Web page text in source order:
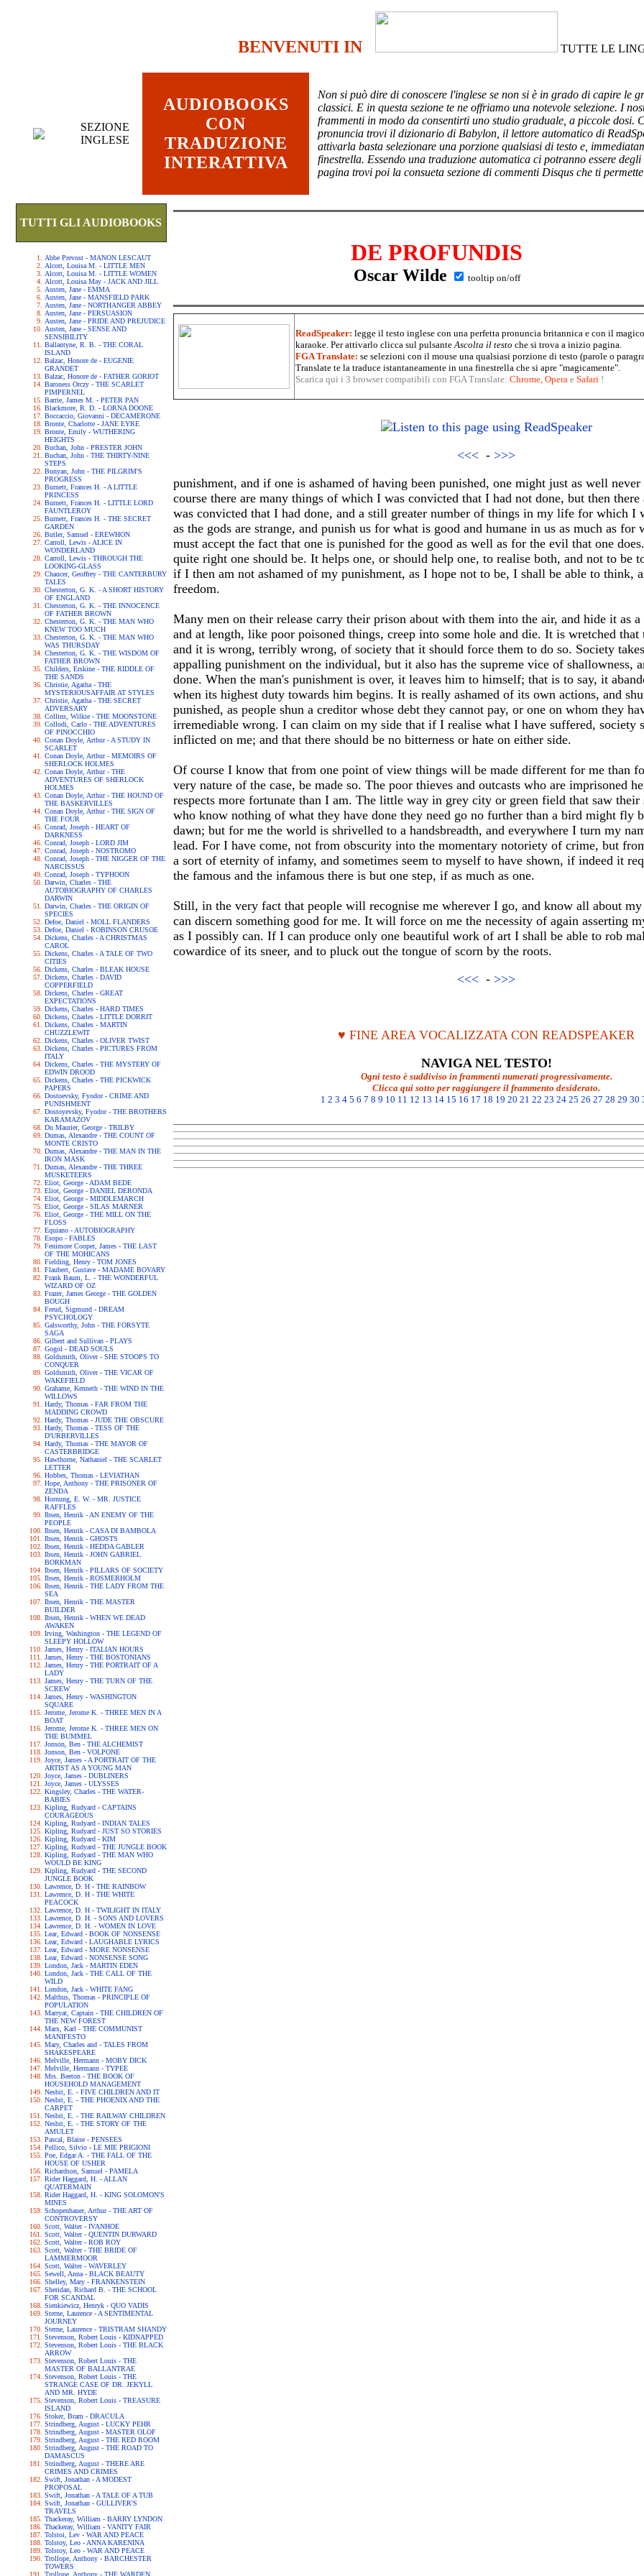
BENVENUTI IN TUTTE LE
SEZIONE
INGLESE
AUDIOBOOKS
CON
TRADUZIONE
INTERATTIVA
Non si può dire di conoscere l'inglese se non si è in grado di capire le
classici. E in questa sezione te ne offriamo una notevole selezione. I
frammenti in modo da consentirti uno studio graduale, a piccole dosi.
pronuncia trovi il dizionario di Babylon, il lettore automatico di
attivarla basta selezionare una porzione qualsiasi di testo e,
finestrella. Essendo una traduzione automatica ci potranno essere
pagina trovi poi la consueta sezione di commenti Disqus che ti
TUTTI GLI AUDIOBOOKS
Abbe Prevost - MANON LESCAUT
Alcott, Louisa M. - LITTLE MEN
Alcott, Louisa M. - LITTLE WOMEN
Alcott, Louisa May - JACK AND JILL
Austen, Jane - EMMA
Austen, Jane - MANSFIELD PARK
Austen, Jane - NORTHANGER ABBEY
Austen, Jane - PERSUASION
Austen, Jane - PRIDE AND PREJUDICE
Austen, Jane - SENSE AND
SENSIBILITY
Ballantyne, R. B. - THE CORAL
ISLAND
Balzac, Honore de - EUGENIE
GRANDET
Balzac, Honore de - FATHER GORIOT
Baroness Orczy - THE SCARLET
PIMPERNEL
Barrie, James M. - PETER PAN
Blackmore, R. D. - LORNA DOONE
Boccaccio, Giovanni - DECAMERONE
Bronte, Charlotte - JANE EYRE
Bronte, Emily - WUTHERING
HEIGHTS
Buchan, John - PRESTER JOHN
Buchan, John - THE THIRTY-NINE
STEPS
Bunyan, John - THE PILGRIM'S
PROGRESS
Burnett, Frances H. - A LITTLE
PRINCESS
Burnett, Frances H. - LITTLE LORD
FAUNTLEROY
Burnett, Frances H. - THE SECRET
GARDEN
Butler, Samuel - EREWHON
Carroll, Lewis - ALICE IN
WONDERLAND
Carroll, Lewis - THROUGH THE
LOOKING-GLASS
Chaucer, Geoffrey - THE CANTERBURY
TALES
Chesterton, G. K. - A SHORT HISTORY
OF ENGLAND
Chesterton, G. K. - THE INNOCENCE
OF FATHER BROWN
Chesterton, G. K. - THE MAN WHO
KNEW TOO MUCH
Chesterton, G. K. - THE MAN WHO
WAS THURSDAY
Chesterton, G. K. - THE WISDOM OF
FATHER BROWN
Childers, Erskine - THE RIDDLE OF
THE SANDS
Christie, Agatha - THE
MYSTERIOUSAFFAIR AT STYLES
Christie, Agatha - THE SECRET
ADVERSARY
Collins, Wilkie - THE MOONSTONE
Collodi, Carlo - THE ADVENTURES
OF PINOCCHIO
Conan Doyle, Arthur - A STUDY IN
SCARLET
Conan Doyle, Arthur - MEMOIRS OF
SHERLOCK HOLMES
Conan Doyle, Arthur - THE
ADVENTURES OF SHERLOCK
HOLMES
Conan Doyle, Arthur - THE HOUND OF
THE BASKERVILLES
Conan Doyle, Arthur - THE SIGN OF
THE FOUR
Conrad, Joseph - HEART OF
DARKNESS
Conrad, Joseph - LORD JIM
Conrad, Joseph - NOSTROMO
Conrad, Joseph - THE NIGGER OF THE
NARCISSUS
Conrad, Joseph - TYPHOON
Darwin, Charles - THE
AUTOBIOGRAPHY OF CHARLES
DARWIN
Darwin, Charles - THE ORIGIN OF
SPECIES
Defoe, Daniel - MOLL FLANDERS
Defoe, Daniel - ROBINSON CRUSOE
Dickens, Charles - A CHRISTMAS
CAROL
Dickens, Charles - A TALE OF TWO
CITIES
Dickens, Charles - BLEAK HOUSE
Dickens, Charles - DAVID
COPPERFIELD
Dickens, Charles - GREAT
EXPECTATIONS
Dickens, Charles - HARD TIMES
Dickens, Charles - LITTLE DORRIT
Dickens, Charles - MARTIN
CHUZZLEWIT
Dickens, Charles - OLIVER TWIST
Dickens, Charles - PICTURES FROM
ITALY
Dickens, Charles - THE MYSTERY OF
EDWIN DROOD
Dickens, Charles - THE PICKWICK
PAPERS
Dostoevsky, Fyodor - CRIME AND
PUNISHMENT
Dostoyevsky, Fyodor - THE BROTHERS
KARAMAZOV
Du Maurier, George - TRILBY
Dumas, Alexandre - THE COUNT OF
MONTE CRISTO
Dumas, Alexandre - THE MAN IN THE
IRON MASK
Dumas, Alexandre - THE THREE
MUSKETEERS
Eliot, George - ADAM BEDE
Eliot, George - DANIEL DERONDA
Eliot, George - MIDDLEMARCH
Eliot, George - SILAS MARNER
Eliot, George - THE MILL ON THE
FLOSS
Equiano - AUTOBIOGRAPHY
Esopo - FABLES
Fenimore Cooper, James - THE LAST
OF THE MOHICANS
Fielding, Henry - TOM JONES
Flaubert, Gustave - MADAME BOVARY
Frank Baum, L. - THE WONDERFUL
WIZARD OF OZ
Frazer, James George - THE GOLDEN
BOUGH
Freud, Sigmund - DREAM
PSYCHOLOGY
Galsworthy, John - THE FORSYTE
SAGA
Gilbert and Sullivan - PLAYS
Gogol - DEAD SOULS
Goldsmith, Oliver - SHE STOOPS TO
CONQUER
Goldsmith, Oliver - THE VICAR OF
WAKEFIELD
Grahame, Kenneth - THE WIND IN THE
WILLOWS
Hardy, Thomas - FAR FROM THE
MADDING CROWD
Hardy, Thomas - JUDE THE OBSCURE
Hardy, Thomas - TESS OF THE
D'URBERVILLES
Hardy, Thomas - THE MAYOR OF
CASTERBRIDGE
Hawthorne, Nathaniel - THE SCARLET
LETTER
Hobbes, Thomas - LEVIATHAN
Hope, Anthony - THE PRISONER OF
ZENDA
Hornung, E. W. - MR. JUSTICE
RAFFLES
Ibsen, Henrik - AN ENEMY OF THE
PEOPLE
Ibsen, Henrik - CASA DI BAMBOLA
Ibsen, Henrik - GHOSTS
Ibsen, Henrik - HEDDA GABLER
Ibsen, Henrik - JOHN GABRIEL
BORKMAN
Ibsen, Henrik - PILLARS OF SOCIETY
Ibsen, Henrik - ROSMERHOLM
Ibsen, Henrik - THE LADY FROM THE
SEA
Ibsen, Henrik - THE MASTER
BUILDER
Ibsen, Henrik - WHEN WE DEAD
AWAKEN
Irving, Washington - THE LEGEND OF
SLEEPY HOLLOW
James, Henry - ITALIAN HOURS
James, Henry - THE BOSTONIANS
James, Henry - THE PORTRAIT OF A
LADY
James, Henry - THE TURN OF THE
SCREW
James, Henry - WASHINGTON
SQUARE
Jerome, Jerome K. - THREE MEN IN A
BOAT
Jerome, Jerome K. - THREE MEN ON
THE BUMMEL
Jonson, Ben - THE ALCHEMIST
Jonson, Ben - VOLPONE
Joyce, James - A PORTRAIT OF THE
ARTIST AS A YOUNG MAN
Joyce, James - DUBLINERS
Joyce, James - ULYSSES
Kingsley, Charles - THE WATER-
BABIES
Kipling, Rudyard - CAPTAINS
COURAGEOUS
Kipling, Rudyard - INDIAN TALES
Kipling, Rudyard - JUST SO STORIES
Kipling, Rudyard - KIM
Kipling, Rudyard - THE JUNGLE BOOK
Kipling, Rudyard - THE MAN WHO
WOULD BE KING
Kipling, Rudyard - THE SECOND
JUNGLE BOOK
Lawrence, D. H - THE RAINBOW
Lawrence, D. H - THE WHITE
PEACOCK
Lawrence, D. H - TWILIGHT IN ITALY
Lawrence, D. H. - SONS AND LOVERS
Lawrence, D. H. - WOMEN IN LOVE
Lear, Edward - BOOK OF NONSENSE
Lear, Edward - LAUGHABLE LYRICS
Lear, Edward - MORE NONSENSE
Lear, Edward - NONSENSE SONG
London, Jack - MARTIN EDEN
London, Jack - THE CALL OF THE
WILD
London, Jack - WHITE FANG
Malthus, Thomas - PRINCIPLE OF
POPULATION
Marryat, Captain - THE CHILDREN OF
THE NEW FOREST
Marx, Karl - THE COMMUNIST
MANIFESTO
Mary, Charles and - TALES FROM
SHAKESPEARE
Melville, Hermann - MOBY DICK
Melville, Hermann - TYPEE
Mrs. Beeton - THE BOOK OF
HOUSEHOLD MANAGEMENT
Nesbit, E. - FIVE CHILDREN AND IT
Nesbit, E. - THE PHOENIX AND THE
CARPET
Nesbit, E. - THE RAILWAY CHILDREN
Nesbit, E. - THE STORY OF THE
AMULET
Pascal, Blaise - PENSEES
Pellico, Silvio - LE MIE PRIGIONI
Poe, Edgar A. - THE FALL OF THE
HOUSE OF USHER
Richardson, Samuel - PAMELA
Rider Haggard, H. - ALLAN
QUATERMAIN
Rider Haggard, H. - KING SOLOMON'S
MINES
Schopenhauer, Arthur - THE ART OF
CONTROVERSY
Scott, Walter - IVANHOE
Scott, Walter - QUENTIN DURWARD
Scott, Walter - ROB ROY
Scott, Walter - THE BRIDE OF
LAMMERMOOR
Scott, Walter - WAVERLEY
Sewell, Anna - BLACK BEAUTY
Shelley, Mary - FRANKENSTEIN
Sheridan, Richard B. - THE SCHOOL
FOR SCANDAL
Sienkiewicz, Henryk - QUO VADIS
Sterne, Laurence - A SENTIMENTAL
JOURNEY
Sterne, Laurence - TRISTRAM SHANDY
Stevenson, Robert Louis - KIDNAPPED
Stevenson, Robert Louis - THE BLACK
ARROW
Stevenson, Robert Louis - THE
MASTER OF BALLANTRAE
Stevenson, Robert Louis - THE
STRANGE CASE OF DR. JEKYLL
AND MR. HYDE
Stevenson, Robert Louis - TREASURE
ISLAND
Stoker, Bram - DRACULA
Strindberg, August - LUCKY PEHR
Strindberg, August - MASTER OLOF
Strindberg, August - THE RED ROOM
Strindberg, August - THE ROAD TO
DAMASCUS
Strindberg, August - THERE ARE
CRIMES AND CRIMES
Swift, Jonathan - A MODEST
PROPOSAL
Swift, Jonathan - A TALE OF A TUB
Swift, Jonathan - GULLIVER'S
TRAVELS
Thackeray, William - BARRY LYNDON
Thackeray, William - VANITY FAIR
Tolstoi, Lev - WAR AND PEACE
Tolstoy, Leo - ANNA KARENINA
Tolstoy, Leo - WAR AND PEACE
Trollope, Anthony - BARCHESTER
TOWERS
Trollope, Anthony - THE WARDEN
DE PROFUNDIS
Oscar Wilde tooltip on/off
ReadSpeaker: legge il testo inglese con una perfetta pronuncia britannica e con il
karaoke. Per attivarlo clicca sul pulsanteAscolta il testo che si trova a inizio pagina.
FGA Translate: se selezioni con il mouse una qualsiasi porzione di testo (parole o
Translate te la traduce istantaneamente in una finestrella che si apre "magicamente".
Scarica qui i 3 browser compatibili con FGA Translate: Chrome, Operae Safari !
<<< - >>>
punishment, and if one is ashamed of having been punished, one might just as well
course there are many things of which I was convicted that I had not done, but then
was convicted that I had done, and a still greater number of things in my life for which I
as the gods are strange, and punish us for what is good and humane in us as much as for
must accept the fact that one is punished for the good as well as for the evil that one
quite right one should be. It helps one, or should help one, to realise both, and not to be
if I then am not ashamed of my punishment, as I hope not to be, I shall be able to think,
freedom.
Many men on their release carry their prison about with them into the air, and hide it as a
and at length, like poor poisoned things, creep into some hole and die. It is wretched that
and it is wrong, terribly wrong, of society that it should force them to do so. Society
appalling punishment on the individual, but it also has the supreme vice of shallowness,
done. When the man's punishment is over, it leaves him to himself; that is to say, it
when its highest duty towards him begins. It is really ashamed of its own actions, and
punished, as people shun a creditor whose debt they cannot pay, or one on whom they
irremediable wrong. I can claim on my side that if I realise what I have suffered, society
inflicted on me; and that there should be no bitterness or hate on either side.
Of course I know that from one point of view things will be made different for me than
very nature of the case, be made so. The poor thieves and outcasts who are imprisoned
respects more fortunate than I am. The little way in grey city or green field that saw
who know nothing of what they have done they need go no further than a bird might fly
dawn; but for me the world is shrivelled to a handsbreadth, and everywhere I turn my
lead. For I have come, not from obscurity into the momentary notoriety of crime, but
a sort of eternity of infamy, and sometimes seem to myself to have shown, if indeed it
the famous and the infamous there is but one step, if as much as one.
Still, in the very fact that people will recognise me wherever I go, and know all about
can discern something good for me. It will force on me the necessity of again asserting
as I possibly can. If I can produce only one beautiful work of art I shall be able to rob
cowardice of its sneer, and to pluck out the tongue of scorn by the roots.
<<< - >>>
♥ FINE AREA VOCALIZZATA CON READSPEAKER
NAVIGA NEL TESTO!
Ogni testo è suddiviso in frammenti numerati progressivamente.
Clicca qui sotto per raggiungere il frammento desiderato.
1 2 3 4 5 6 7 8 9 10 11 12 13 14 15 16 17 18 19 20 21 22 23 24 25 26 27 28 29 30